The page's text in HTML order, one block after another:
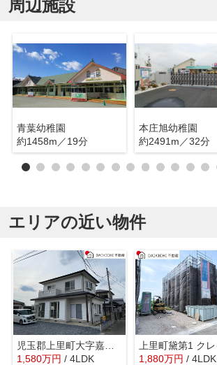
周辺施設
青葉幼稚園
約1458m／19分
本庄旭幼稚園
約2491m／32分
エリアの近い物件
児玉郡上里町大字嘉美 中古戸建
1,580万円 / 4LDK
1,880万円 / 4LDK